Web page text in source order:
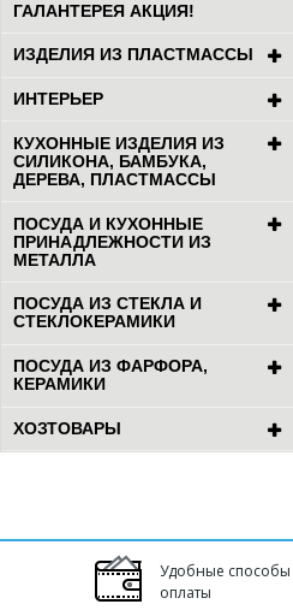
ГАЛАНТЕРЕЯ АКЦИЯ!
ИЗДЕЛИЯ ИЗ ПЛАСТМАССЫ
ИНТЕРЬЕР
КУХОННЫЕ ИЗДЕЛИЯ ИЗ
СИЛИКОНА, БАМБУКА,
ДЕРЕВА, ПЛАСТМАССЫ
ПОСУДА И КУХОННЫЕ
ПРИНАДЛЕЖНОСТИ ИЗ
МЕТАЛЛА
ПОСУДА ИЗ СТЕКЛА И
СТЕКЛОКЕРАМИКИ
ПОСУДА ИЗ ФАРФОРА,
КЕРАМИКИ
ХОЗТОВАРЫ
Удобные способы
оплаты